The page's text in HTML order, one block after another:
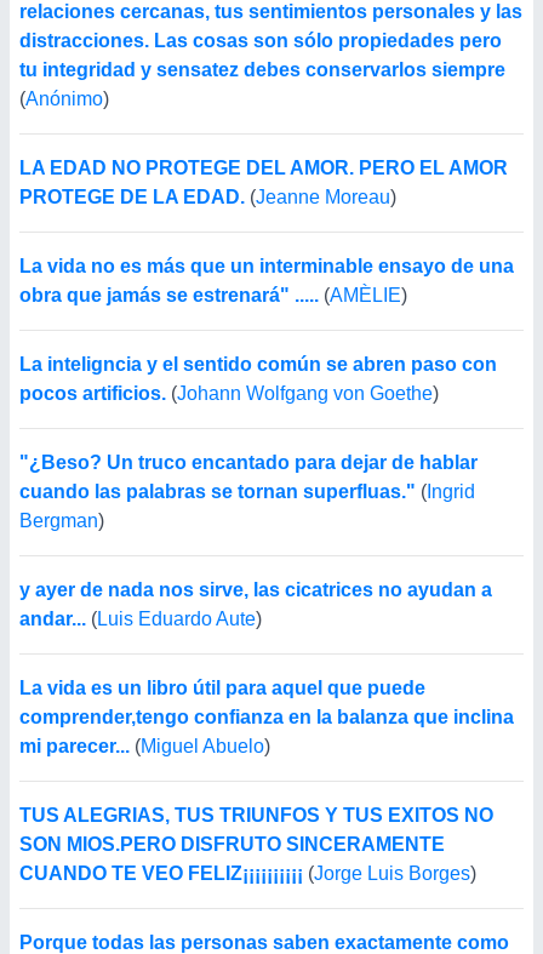
relaciones cercanas, tus sentimientos personales y las
distracciones. Las cosas son sólo propiedades pero
tu integridad y sensatez debes conservarlos siempre
(Anónimo)
LA EDAD NO PROTEGE DEL AMOR. PERO EL AMOR
PROTEGE DE LA EDAD. (Jeanne Moreau)
La vida no es más que un interminable ensayo de una
obra que jamás se estrenará" ..... (AMÈLIE)
La inteligncia y el sentido común se abren paso con
pocos artificios. (Johann Wolfgang von Goethe)
"¿Beso? Un truco encantado para dejar de hablar
cuando las palabras se tornan superfluas." ( Ingrid
Bergman)
y ayer de nada nos sirve, las cicatrices no ayudan a
andar... (Luis Eduardo Aute)
La vida es un libro útil para aquel que puede
comprender,tengo confianza en la balanza que inclina
mi parecer... (Miguel Abuelo)
TUS ALEGRIAS, TUS TRIUNFOS Y TUS EXITOS NO
SON MIOS.PERO DISFRUTO SINCERAMENTE
CUANDO TE VEO FELIZ¡¡¡¡¡¡¡¡¡¡ (Jorge Luis Borges)
Porque todas las personas saben exactamente como